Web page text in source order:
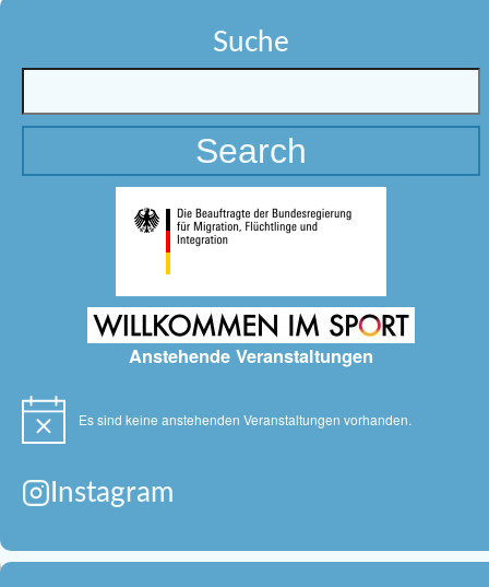
Suche
Anstehende Veranstaltungen
Hinweis Es sind keine anstehenden Veranstaltungen vorhanden.
Instagram